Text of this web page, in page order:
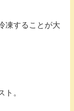
凍することが大
ト。